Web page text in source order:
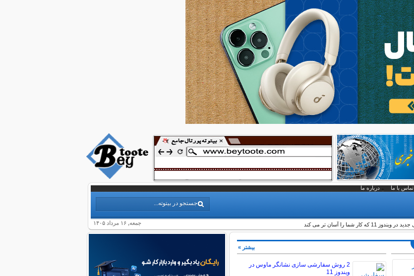
تماس با ما درباره ما
جمعه, ۱۶ مرداد ۱۴۰۵
2 روش سفارشی سازی نشانگر ماوس در
ویندوز 11
بیشتر »